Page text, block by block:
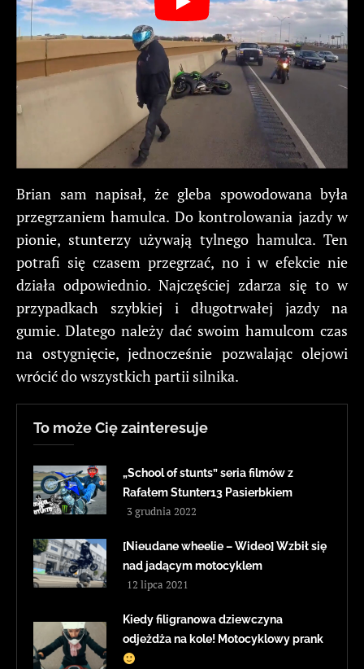
Brian sam napisał, że gleba spowodowana była
przegrzaniem hamulca. Do kontrolowania jazdy w
pionie, stunterzy używają tylnego hamulca. Ten
potrafi się czasem przegrzać, no i w efekcie nie
działa odpowiednio. Najczęściej zdarza się to w
przypadkach szybkiej i długotrwałej jazdy na
gumie. Dlatego należy dać swoim hamulcom czas
na ostygnięcie, jednocześnie pozwalając olejowi
wrócić do wszystkich partii silnika.
To może Cię zainteresuje
„School of stunts” seria filmów z
Rafałem Stunter13 Pasierbkiem
3 grudnia 2022
[Nieudane wheelie – Wideo] Wzbił się
nad jadącym motocyklem
12 lipca 2021
Kiedy filigranowa dziewczyna
odjeżdża na kole! Motocyklowy prank